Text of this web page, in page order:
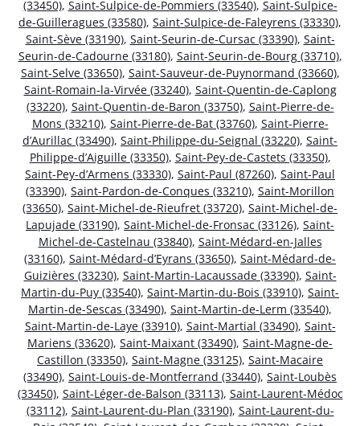
(33450), Saint-Sulpice-de-Pommiers (33540), Saint-Sulpice-
de-Guilleragues (33580), Saint-Sulpice-de-Faleyrens (33330),
Saint-Sève (33190), Saint-Seurin-de-Cursac (33390), Saint-
Seurin-de-Cadourne (33180), Saint-Seurin-de-Bourg (33710),
Saint-Selve (33650), Saint-Sauveur-de-Puynormand (33660),
Saint-Romain-la-Virvée (33240), Saint-Quentin-de-Caplong
(33220), Saint-Quentin-de-Baron (33750), Saint-Pierre-de-
Mons (33210), Saint-Pierre-de-Bat (33760), Saint-Pierre-
d’Aurillac (33490), Saint-Philippe-du-Seignal (33220), Saint-
Philippe-d’Aiguille (33350), Saint-Pey-de-Castets (33350),
Saint-Pey-d’Armens (33330), Saint-Paul (87260), Saint-Paul
(33390), Saint-Pardon-de-Conques (33210), Saint-Morillon
(33650), Saint-Michel-de-Rieufret (33720), Saint-Michel-de-
Lapujade (33190), Saint-Michel-de-Fronsac (33126), Saint-
Michel-de-Castelnau (33840), Saint-Médard-en-Jalles
(33160), Saint-Médard-d’Eyrans (33650), Saint-Médard-de-
Guizières (33230), Saint-Martin-Lacaussade (33390), Saint-
Martin-du-Puy (33540), Saint-Martin-du-Bois (33910), Saint-
Martin-de-Sescas (33490), Saint-Martin-de-Lerm (33540),
Saint-Martin-de-Laye (33910), Saint-Martial (33490), Saint-
Mariens (33620), Saint-Maixant (33490), Saint-Magne-de-
Castillon (33350), Saint-Magne (33125), Saint-Macaire
(33490), Saint-Louis-de-Montferrand (33440), Saint-Loubès
(33450), Saint-Léger-de-Balson (33113), Saint-Laurent-Médoc
(33112), Saint-Laurent-du-Plan (33190), Saint-Laurent-du-